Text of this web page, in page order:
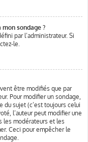
sondage ?
par l’administrateur. Si
le.
être modifiés que par
Pour modifier un sondage,
du sujet (c’est toujours celui
l’auteur peut modifier une
les modérateurs et les
Ceci pour empêcher le